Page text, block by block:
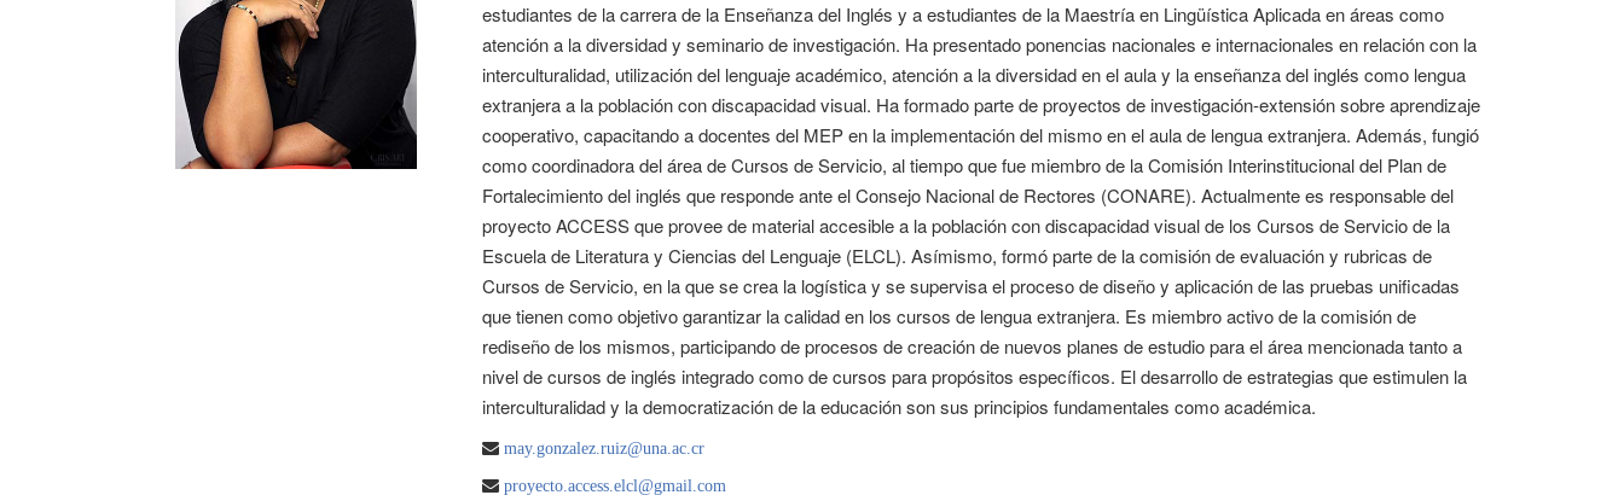
estudiantes de la carrera de la Enseñanza del Inglés y a estudiantes de la Maestría en Lingüística Aplicada en áreas como
atención a la diversidad y seminario de investigación. Ha presentado ponencias nacionales e internacionales en relación con la
interculturalidad, utilización del lenguaje académico, atención a la diversidad en el aula y la enseñanza del inglés como lengua
extranjera a la población con discapacidad visual. Ha formado parte de proyectos de investigación-extensión sobre aprendizaje
cooperativo, capacitando a docentes del MEP en la implementación del mismo en el aula de lengua extranjera. Además, fungió
como coordinadora del área de Cursos de Servicio, al tiempo que fue miembro de la Comisión Interinstitucional del Plan de
Fortalecimiento del inglés que responde ante el Consejo Nacional de Rectores (CONARE). Actualmente es responsable del
proyecto ACCESS que provee de material accesible a la población con discapacidad visual de los Cursos de Servicio de la
Escuela de Literatura y Ciencias del Lenguaje (ELCL). Asímismo, formó parte de la comisión de evaluación y rubricas de
Cursos de Servicio, en la que se crea la logística y se supervisa el proceso de diseño y aplicación de las pruebas unificadas
que tienen como objetivo garantizar la calidad en los cursos de lengua extranjera. Es miembro activo de la comisión de
rediseño de los mismos, participando de procesos de creación de nuevos planes de estudio para el área mencionada tanto a
nivel de cursos de inglés integrado como de cursos para propósitos específicos. El desarrollo de estrategias que estimulen la
interculturalidad y la democratización de la educación son sus principios fundamentales como académica.
may.gonzalez.ruiz@una.ac.cr
proyecto.access.elcl@gmail.com